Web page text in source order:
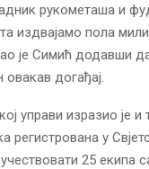
рукометаша и
издвајамо пола
је Симић додавши
догађај.
управи изразио је и
регистрована у
25 екипа